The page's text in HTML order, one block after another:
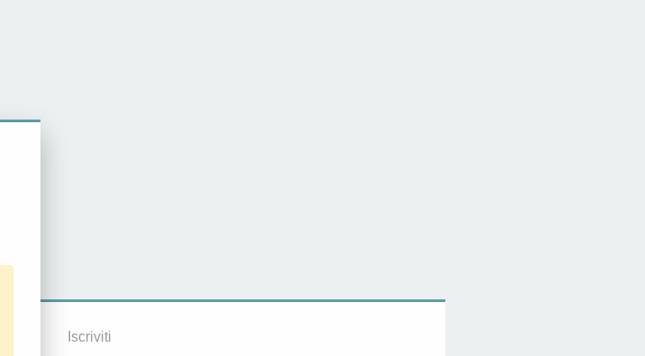
Iscriviti